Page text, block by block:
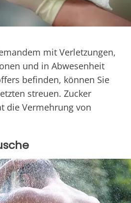
mit Verletzungen,
und in Abwesenheit
befinden, können Sie
streuen. Zucker
die Vermehrung von